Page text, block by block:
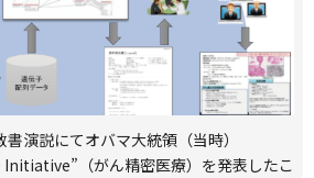
演説にてオバマ大統領（当時）
（がん精密医療）を発表したこ